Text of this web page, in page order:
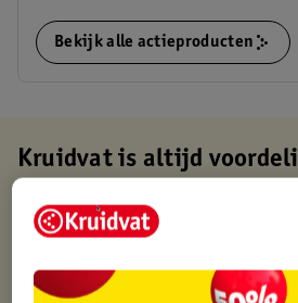
Bekijk alle actieproducten
Kruidvat is altijd
Gratis ophalen in de winkel
Op werkdagen voor 22:00 uur
Gratis retourneren binnen 30 dagen